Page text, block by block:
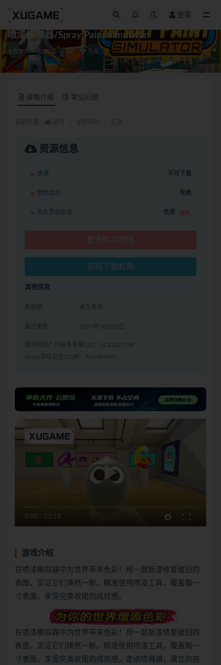
登录
喷漆模拟器/Spray Paint Simulator
全部游戏 2025-06-02 专属
详情介绍 常见问题
资源信息
普通 不可下载
赞助会员 免费
永久赞助会员 免费 推荐
获取下载权限
其他信息
有效期 永久有效
最近更新 2025年06月02日
遇到问题？可联系客服QQ：2130127326
steam游戏交流QQ群：926484605
0:00 / 01:18
游戏介绍
在喷漆模拟器中为世界带来色彩！用一层新漆修复破旧的
表面，见证它们焕然一新。精准使用喷漆工具，覆盖每一
寸表面，享受完美收尾的成就感。
在喷漆模拟器中为世界带来色彩！用一层新漆修复破旧的
表面，见证它们焕然一新。精准使用喷漆工具，覆盖每一
寸表面，享受完美收尾的成就感。走进喷溅镇，建立你自